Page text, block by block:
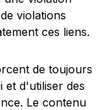
violations
ces liens.
de toujours
et d'utiliser des
Le contenu